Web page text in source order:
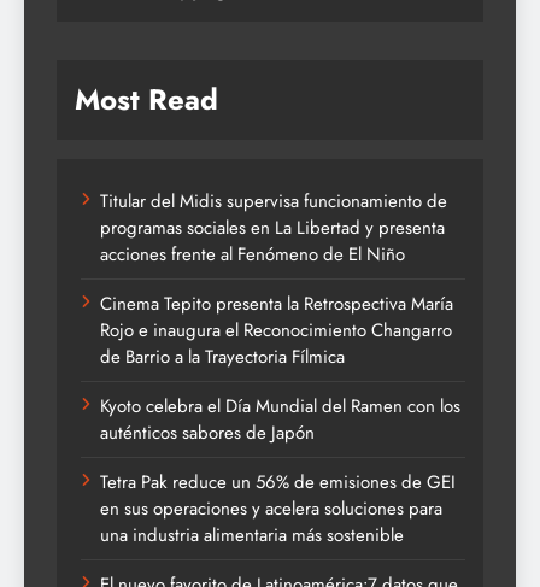
Most Read
Titular del Midis supervisa funcionamiento de
programas sociales en La Libertad y presenta
acciones frente al Fenómeno de El Niño
Cinema Tepito presenta la Retrospectiva María
Rojo e inaugura el Reconocimiento Changarro
de Barrio a la Trayectoria Fílmica
Kyoto celebra el Día Mundial del Ramen con los
auténticos sabores de Japón
Tetra Pak reduce un 56% de emisiones de GEI
en sus operaciones y acelera soluciones para
una industria alimentaria más sostenible